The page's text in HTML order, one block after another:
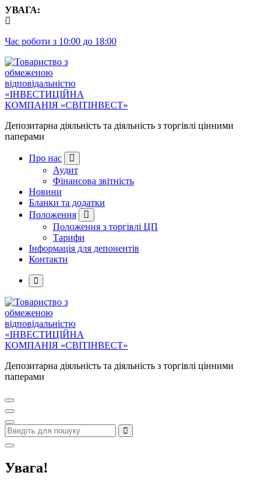
Перейти
до
УВАГА:
Час роботи з 10:00 до 18:00
Депозитарна діяльність та діяльність з торгівлі цінними
паперами
Про нас
Аудит
Фінансова звітність
Новини
Бланки та додатки
Положення
Положення з торгівлі ЦП
Тарифи
Інформація для депонентів
Контакти
Депозитарна діяльність та діяльність з торгівлі цінними
паперами
Увага!